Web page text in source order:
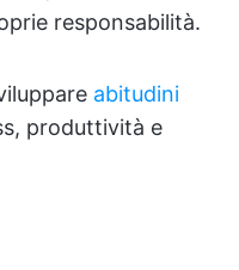
responsabilità.
abitudini
produttività e